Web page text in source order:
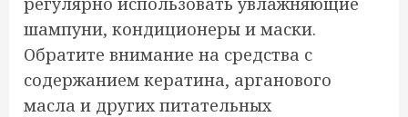
шампуни, кондиционеры и маски.
Обратите внимание на средства с
содержанием кератина, арганового
масла и других питательных